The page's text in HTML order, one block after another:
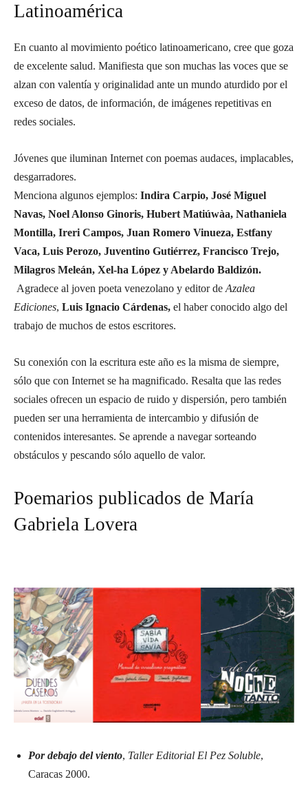
Latinoamérica
En cuanto al movimiento poético latinoamericano, cree que goza
de excelente salud. Manifiesta que son muchas las voces que se
alzan con valentía y originalidad ante un mundo aturdido por el
exceso de datos, de información, de imágenes repetitivas en
redes sociales.
Jóvenes que iluminan Internet con poemas audaces, implacables,
desgarradores.
Menciona algunos ejemplos: Indira Carpio, José Miguel
Navas, Noel Alonso Ginoris, Hubert Matiúwàa, Nathaniela
Montilla, Ireri Campos, Juan Romero Vinueza, Estfany
Vaca, Luis Perozo, Juventino Gutiérrez, Francisco Trejo,
Milagros Meleán, Xel-ha López y Abelardo Baldizón.
Agradece al joven poeta venezolano y editor de Azalea
Ediciones, Luis Ignacio Cárdenas, el haber conocido algo del
trabajo de muchos de estos escritores.
Su conexión con la escritura este año es la misma de siempre,
sólo que con Internet se ha magnificado. Resalta que las redes
sociales ofrecen un espacio de ruido y dispersión, pero también
pueden ser una herramienta de intercambio y difusión de
contenidos interesantes. Se aprende a navegar sorteando
obstáculos y pescando sólo aquello de valor.
Poemarios publicados de María
Gabriela Lovera
Por debajo del viento, Taller Editorial El Pez Soluble,
Caracas 2000.